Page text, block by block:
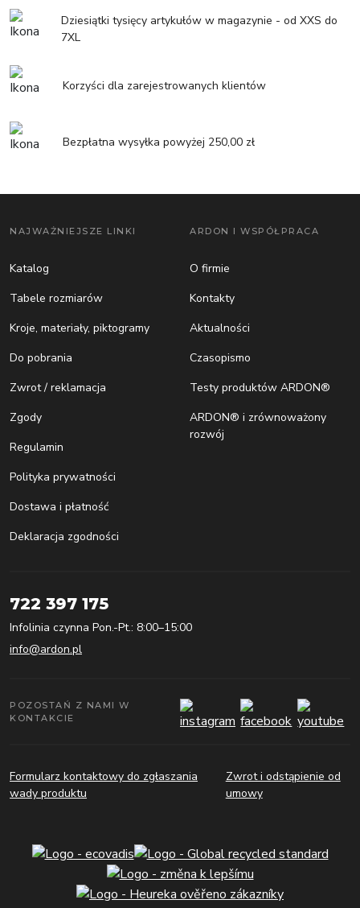
Dziesiątki tysięcy artykułów w magazynie - od XXS do
7XL
Korzyści dla zarejestrowanych klientów
Bezpłatna wysyłka powyżej 250,00 zł
NAJWAŻNIEJSZE LINKI
Katalog
Tabele rozmiarów
Kroje, materiały, piktogramy
Do pobrania
Zwrot / reklamacja
Zgody
Regulamin
Polityka prywatności
Dostawa i płatność
Deklaracja zgodności
ARDON I WSPÓŁPRACA
O firmie
Kontakty
Aktualności
Czasopismo
Testy produktów ARDON®
ARDON® i zrównoważony
rozwój
722 397 175
Infolinia czynna Pon.-Pt.: 8:00–15:00
info@ardon.pl
POZOSTAŃ Z NAMI W
KONTAKCIE
Formularz kontaktowy do zgłaszania
wady produktu
Zwrot i odstąpienie od
umowy